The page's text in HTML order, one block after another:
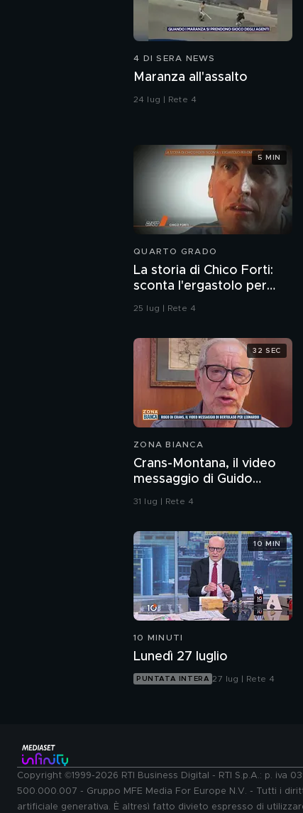
4 DI SERA NEWS
Maranza all'assalto
24 lug | Rete 4
QUARTO GRADO
La storia di Chico Forti:
sconta l'ergastolo per
omicidio
25 lug | Rete 4
5 MIN
ZONA BIANCA
Crans-Montana, il video
messaggio di Guido
Bertolaso per Leonardo
31 lug | Rete 4
32 SEC
10 MINUTI
Lunedì 27 luglio
PUNTATA INTERA 27 lug | Rete 4
10 MIN
Copyright ©1999-2026 RTI Business Digital - RTI S.p.A.: p. iva
500.000.007 - Gruppo MFE Media For Europe N.V. - Tutti i
artificiale generativa. È altresì fatto divieto espresso di